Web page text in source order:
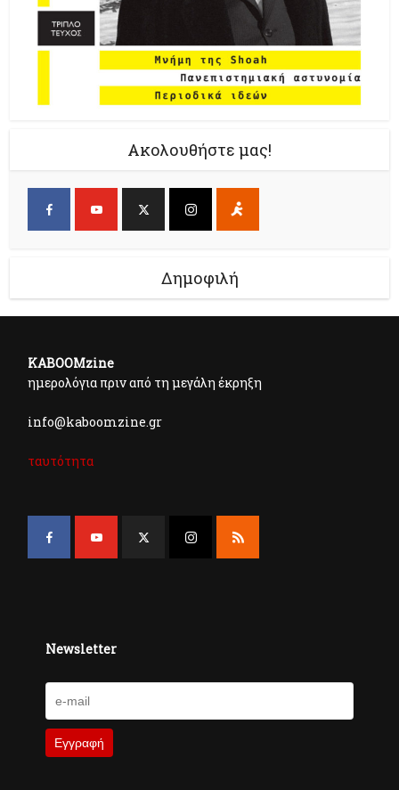
Ακολουθήστε μας!
Δημοφιλή
KABOOMzine
ημερολόγια πριν από τη μεγάλη έκρηξη
info@kaboomzine.gr
ταυτότητα
Newsletter